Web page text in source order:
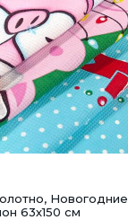
Новогодние
63х150 см